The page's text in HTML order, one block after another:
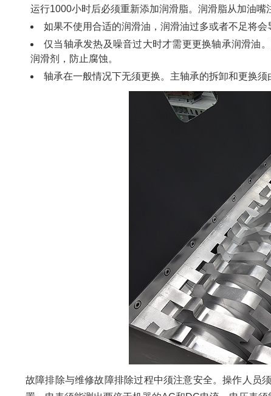
运行1000小时后必须重新添加润滑脂。润滑脂从加油嘴
如果不使用合适的润滑油，润滑油过多或者不足将会
仅当轴承发热及噪音过大时才需更更换轴承润滑油
润滑剂，防止腐蚀。
轴承在一般情况下无须更换。主轴承的拆卸和更换
故障排除与维修故障排除过程中须注意安全。操作人员